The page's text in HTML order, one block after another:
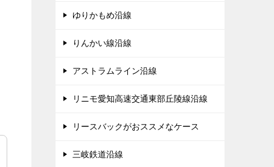
ゆりかもめ沿線
りんかい線沿線
アストラムライン沿線
リニモ愛知高速交通東部丘陵線沿線
リースバックがおススメなケース
三岐鉄道沿線